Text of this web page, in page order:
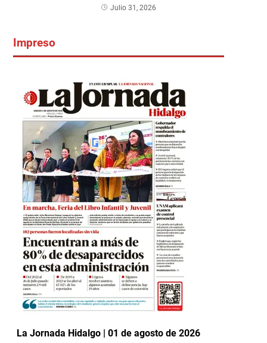
Julio 31, 2026
Impreso
La Jornada Hidalgo | 01 de agosto de 2026